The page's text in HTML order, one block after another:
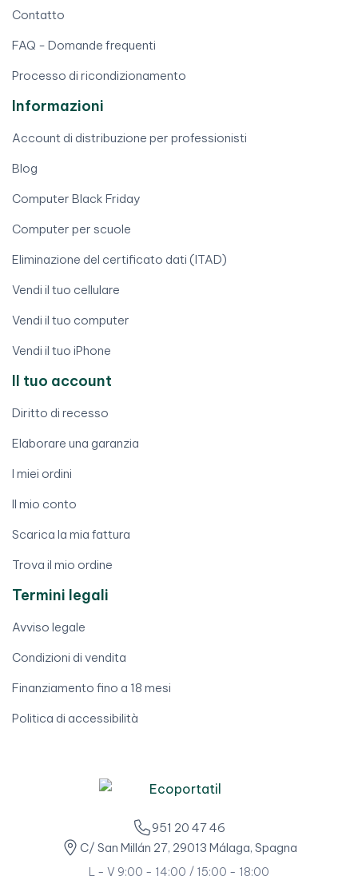
Contatto
FAQ - Domande frequenti
Processo di ricondizionamento
Informazioni
Account di distribuzione per professionisti
Blog
Computer Black Friday
Computer per scuole
Eliminazione del certificato dati (ITAD)
Vendi il tuo cellulare
Vendi il tuo computer
Vendi il tuo iPhone
Il tuo account
Diritto di recesso
Elaborare una garanzia
I miei ordini
Il mio conto
Scarica la mia fattura
Trova il mio ordine
Termini legali
Avviso legale
Condizioni di vendita
Finanziamento fino a 18 mesi
Politica di accessibilità
951 20 47 46
C/ San Millán 27, 29013 Málaga, Spagna
L - V 9:00 - 14:00 / 15:00 - 18:00